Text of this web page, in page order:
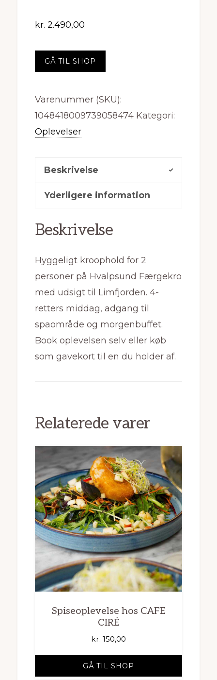
kr. 2.490,00
GÅ TIL SHOP
Varenummer (SKU):
1048418009739058474 Kategori:
Oplevelser
Beskrivelse
Yderligere information
Beskrivelse
Hyggeligt kroophold for 2
personer på Hvalpsund Færgekro
med udsigt til Limfjorden. 4-
retters middag, adgang til
spaområde og morgenbuffet.
Book oplevelsen selv eller køb
som gavekort til en du holder af.
Relaterede varer
Spiseoplevelse hos CAFE
CIRÉ
kr. 150,00
GÅ TIL SHOP